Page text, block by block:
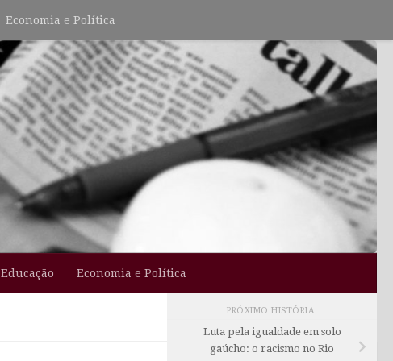
Economia e Política
Educação Economia e Política
PRÓXIMO HISTÓRIA
Luta pela igualdade em solo
gaúcho: o racismo no Rio